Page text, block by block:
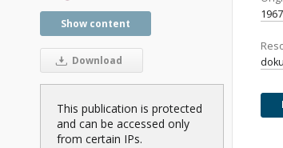
Show content
Download
This publication is protected
and can be accessed only
from certain IPs.
1967